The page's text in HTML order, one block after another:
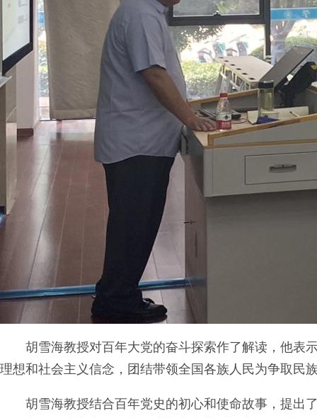
胡雪海教授对百年大党的奋斗探索作了解读，他表
理想和社会主义信念，团结带领全国各族人民为争取民
胡雪海教授结合百年党史的初心和使命故事，提出